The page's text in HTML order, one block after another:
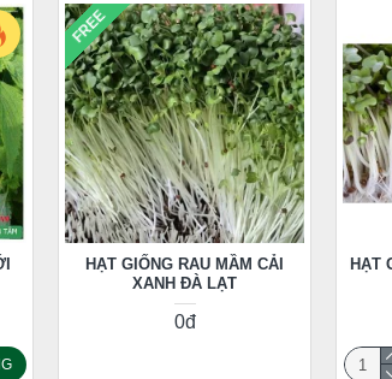
FREE
HẠT GIỐNG RAU MẦM CẢI
XANH ĐÀ LẠT
0đ
HẠT